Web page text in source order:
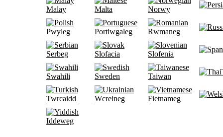
Malay Malta Norwy
Pwyleg Portiwgaleg Rwmaneg
Serbeg Slofacia Slofenia
Swahili Sweden Taiwan
Twrcaidd Wcreineg Fietnameg
Iddeweg